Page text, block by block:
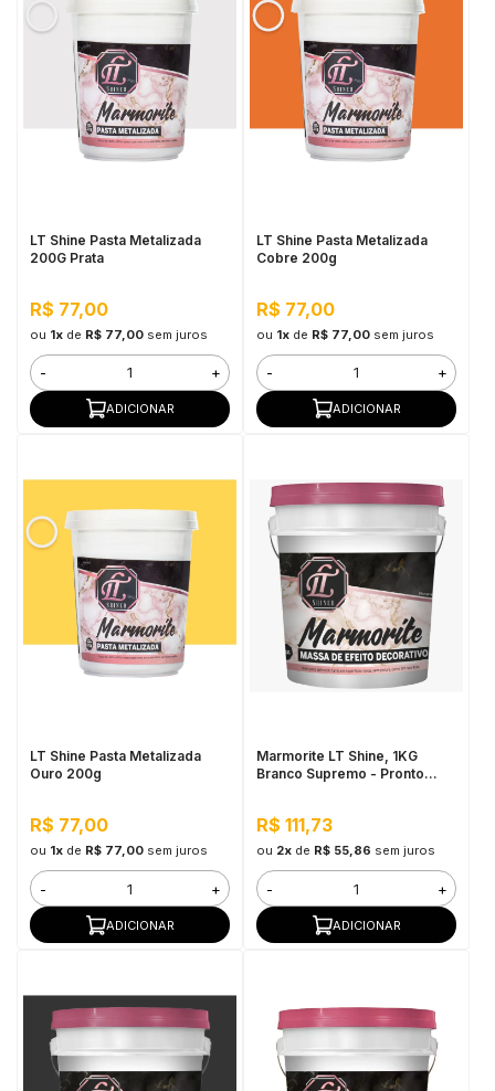
LT Shine Pasta Metalizada
200G Prata
R$ 77,00
ou 1xde R$ 77,00 sem juros
- +
ADICIONAR
LT Shine Pasta Metalizada
Cobre 200g
R$ 77,00
ou 1xde R$ 77,00 sem juros
- +
ADICIONAR
LT Shine Pasta Metalizada
Ouro 200g
R$ 77,00
ou 1xde R$ 77,00 sem juros
- +
ADICIONAR
Marmorite LT Shine, 1KG
Branco Supremo - Pronto
R$ 111,73
ou 2xde R$ 55,86 sem juros
- +
ADICIONAR